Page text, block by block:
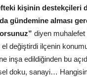
kişinin destekçileri
gündemine alması
diyen
değiştirdi ilçenin
edildiğinden bu
doku, sanayi…